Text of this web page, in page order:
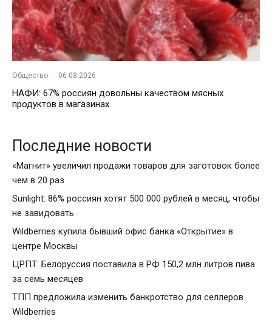
Общество · 06.08.2026
НАФИ: 67% россиян довольны качеством мясных
продуктов в магазинах
Последние новости
«Магнит» увеличил продажи товаров для заготовок более
чем в 20 раз
Sunlight: 86% россиян хотят 500 000 рублей в месяц, чтобы
не завидовать
Wildberries купила бывший офис банка «Открытие» в
центре Москвы
ЦРПТ: Белоруссия поставила в РФ 150,2 млн литров пива
за семь месяцев
ТПП предложила изменить банкротство для селлеров
Wildberries